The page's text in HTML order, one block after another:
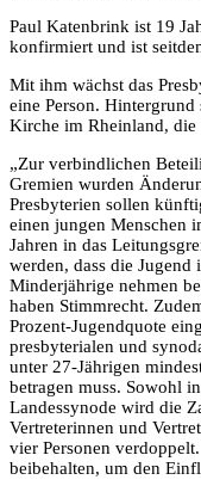
Paul Katenbrink ist 19
konfirmiert und ist
Mit ihm wächst das
eine Person. Hintergrund
Kirche im Rheinland, die
„Zur verbindlichen
Gremien wurden
Presbyterien sollen
einen jungen Menschen
Jahren in das
werden, dass die Jugend
Minderjährige nehmen
haben Stimmrecht.
Prozent-Jugendquote
presbyterialen und
unter 27-Jährigen
betragen muss. Sowohl
Landessynode wird die
Vertreterinnen und
vier Personen
beibehalten, um den